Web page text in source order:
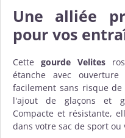
Une alliée
pour vos
Cettegourde Velites
étanche avec
facilement sans risque
l'ajout de glaçons et
Compacte et résistante,
dans votre sac de sport ou